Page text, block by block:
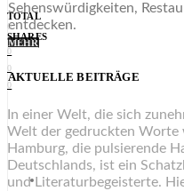
Sehenswürdigkeiten,
entdecken.
MEHR
AKTUELLE BEITRÄGE
TOTAL
0
SHARES
0
0
0
In einer Welt, die sich
Welt der gedruckten
Hamburg, die pulsierende
Deutschlands, ist ein
und Literaturbegeisterte.